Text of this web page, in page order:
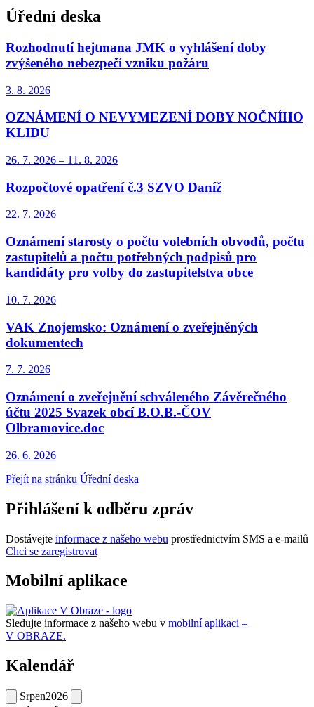
Úřední deska
Rozhodnutí hejtmana JMK o vyhlášení doby
zvýšeného nebezpečí vzniku požáru
3. 8. 2026
OZNÁMENÍ O NEVYMEZENÍ DOBY NOČNÍHO
KLIDU
26. 7. 2026 – 11. 8. 2026
Rozpočtové opatření č.3 SZVO Daníž
22. 7. 2026
Oznámení starosty o počtu volebních obvodů, počtu
zastupitelů a počtu potřebných podpisů pro
kandidáty pro volby do zastupitelstva obce
10. 7. 2026
VAK Znojemsko: Oznámení o zveřejněných
dokumentech
7. 7. 2026
Oznámení o zveřejnění schváleného Závěrečného
účtu 2025 Svazek obcí B.O.B.-ČOV
Olbramovice.doc
26. 6. 2026
Přejít na stránku Úřední deska
Přihlášení k odběru zpráv
Dostávejte informace z našeho webu prostřednictvím SMS a e-mailů
Chci se zaregistrovat
Mobilní aplikace
Sledujte informace z našeho webu v mobilní aplikaci –
V OBRAZE.
Kalendář
Srpen2026